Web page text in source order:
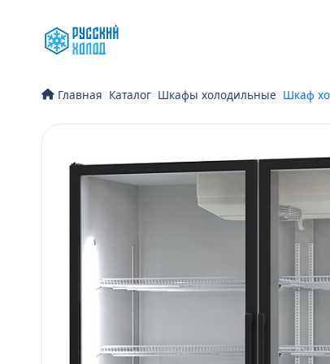
содержимому
Главная/Каталог/Шкафы холодильные /Шкаф